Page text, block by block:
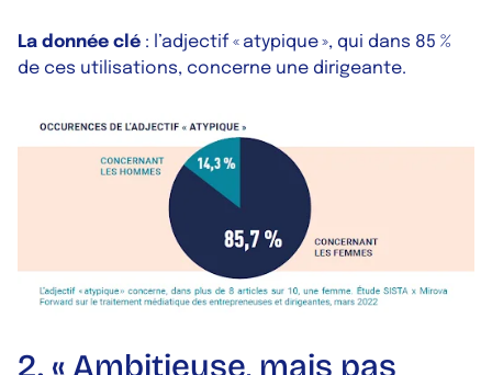
La donnée clé : l’adjectif « atypique », qui dans 85 %
de ces utilisations, concerne une dirigeante.
2. « Ambitieuse, mais pas